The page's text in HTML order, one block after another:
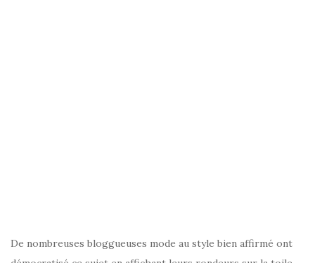
De nombreuses bloggueuses mode au style bien affirmé ont